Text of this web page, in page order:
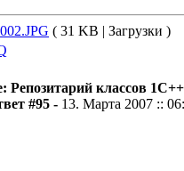
( 31 KB | Загрузки )
Репозитарий классов
#95 - 13. Марта 2007 ::